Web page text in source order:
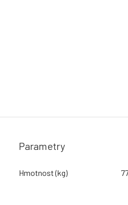
Parametry
Hmotnost (kg)